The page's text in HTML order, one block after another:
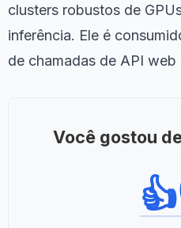
clusters robustos de
inferência. Ele é
de chamadas de API web
Você gostou
👍